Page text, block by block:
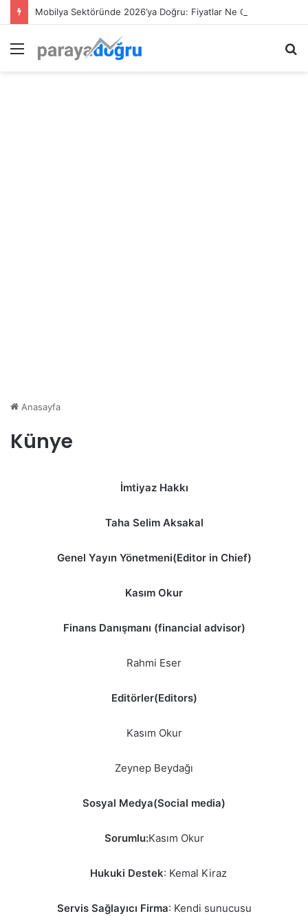
Menü
Anasayfa
Künye
İmtiyaz Hakkı
Taha Selim Aksakal
Genel Yayın Yönetmeni(Editor in Chief)
Kasım Okur
Finans Danışmanı (financial advisor)
Rahmi Eser
Editörler(Editors)
Kasım Okur
Zeynep Beydağı
Sosyal Medya(Social media)
Sorumlu:Kasım Okur
Hukuki Destek: Kemal Kiraz
Servis Sağlayıcı Firma: Kendi sunucusu